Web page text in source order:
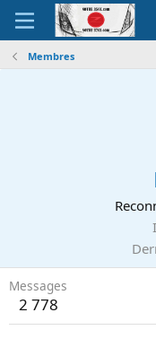
Membres
Messages
2 778